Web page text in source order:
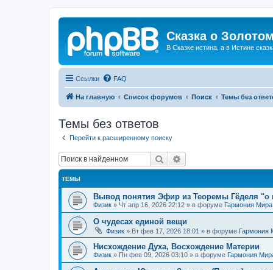
Сказка о
В Сказке истина, а в Истине
Ссылки FAQ
На главную Список форумов Поиск Темы без
Темы без ответов
Перейти к расширенному поиску
Поиск
ТЕМЫ
Вывод понятия Эфир из Теоремы Гёделя "о
Физик » Чт апр 16, 2026 22:12 » в форуме Гармония Мира
О чудесах единой вещи
Физик » Вт фев 17, 2026 18:01 » в форуме Гармония
Нисхождение Духа, Восхождение Материи
Физик » Пн фев 09, 2026 03:10 » в форуме Гармония